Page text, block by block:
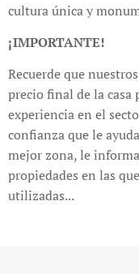
cultura única y
¡IMPORTANTE!
Recuerde que
precio final de la casa
experiencia en el
confianza que le
mejor zona, le
propiedades en las
utilizadas...